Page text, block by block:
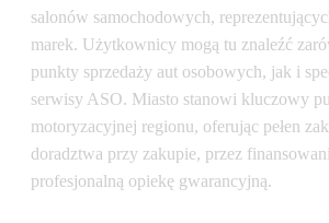
salonów samochodowych,
marek. Użytkownicy mogą tu znaleźć
punkty sprzedaży aut osobowych, jak i
serwisy ASO. Miasto stanowi kluczowy
motoryzacyjnej regionu, oferując pełen
doradztwa przy zakupie, przez
profesjonalną opiekę gwarancyjną.